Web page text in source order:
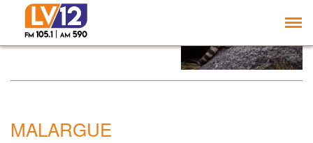
Mendoza: logran captar
al gato andino, animal
difícil de encontrar
MALARGUE